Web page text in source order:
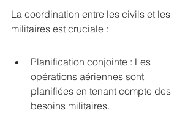
La coordination entre les civils et les
militaires est cruciale :
Planification conjointe : Les
opérations aériennes sont
planifiées en tenant compte des
besoins militaires.